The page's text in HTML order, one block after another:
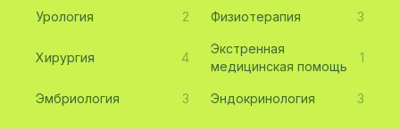
Урология 2 Физиотерапия 3
Хирургия 4
Экстренная
медицинская помощь
1
Эмбриология 3 Эндокринология 3